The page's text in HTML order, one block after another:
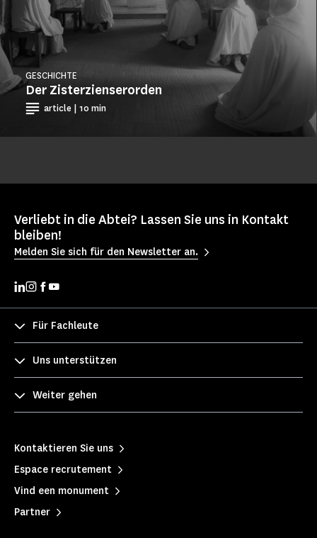
Der Zisterzienserorden
GESCHICHTE
article | 10 min
Verliebt in die Abtei? Lassen Sie uns in Kontakt
bleiben!
Melden Sie sich für den Newsletter an.
Für Fachleute
Uns unterstützen
Weiter gehen
Kontaktieren Sie uns
Espace recrutement
Vind een monument
Partner